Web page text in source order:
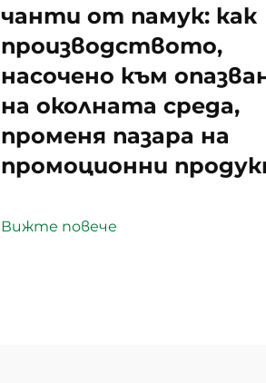
чанти от памук: как
производството,
насочено към
на околната среда,
променя пазара на
промоционни
Вижте повече